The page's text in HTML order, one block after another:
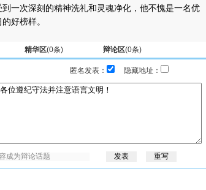
一次深刻的精神洗礼和灵魂净化，他不愧是一名优
好榜样。
精华区(0条) 辩论区(0条)
匿名发表： 隐藏地址：